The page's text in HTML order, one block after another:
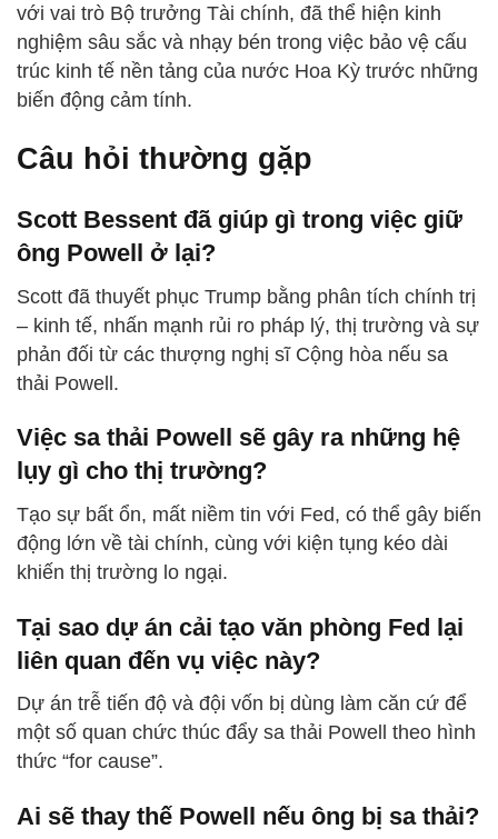
với vai trò Bộ trưởng Tài chính, đã thể hiện kinh
nghiệm sâu sắc và nhạy bén trong việc bảo vệ cấu
trúc kinh tế nền tảng của nước Hoa Kỳ trước những
biến động cảm tính.
Câu hỏi thường gặp
Scott Bessent đã giúp gì trong việc giữ
ông Powell ở lại?
Scott đã thuyết phục Trump bằng phân tích chính trị
– kinh tế, nhấn mạnh rủi ro pháp lý, thị trường và sự
phản đối từ các thượng nghị sĩ Cộng hòa nếu sa
thải Powell.
Việc sa thải Powell sẽ gây ra những hệ
lụy gì cho thị trường?
Tạo sự bất ổn, mất niềm tin với Fed, có thể gây biến
động lớn về tài chính, cùng với kiện tụng kéo dài
khiến thị trường lo ngại.
Tại sao dự án cải tạo văn phòng Fed lại
liên quan đến vụ việc này?
Dự án trễ tiến độ và đội vốn bị dùng làm căn cứ để
một số quan chức thúc đẩy sa thải Powell theo hình
thức “for cause”.
Ai sẽ thay thế Powell nếu ông bị sa thải?